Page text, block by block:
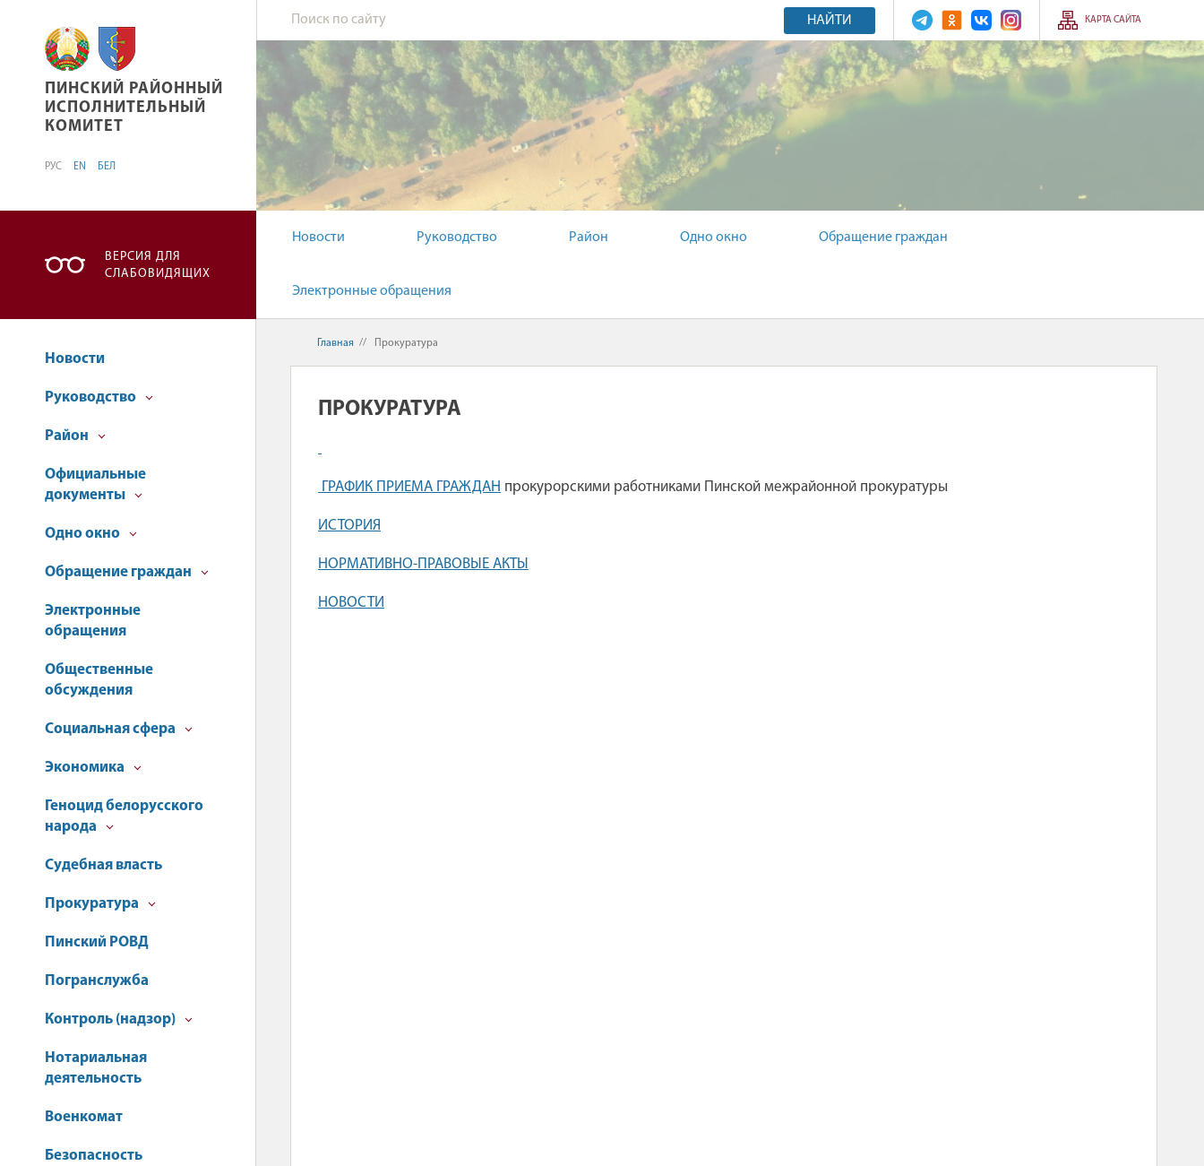
ПИНСКИЙ РАЙОННЫЙ ИСПОЛНИТЕЛЬНЫЙ КОМИТЕТ
ПИНСКИЙ РАЙОННЫЙ
ИСПОЛНИТЕЛЬНЫЙ
КОМИТЕТ
РУС EN БЕЛ
НАЙТИ КАРТА САЙТА
ВЕРСИЯ ДЛЯ
СЛАБОВИДЯЩИХ
Новости Руководство Район Одно окно Обращение граждан
Электронные обращения
Новости
Руководство
Район
Официальные
документы
Одно окно
Обращение граждан
Электронные
обращения
Общественные
обсуждения
Социальная сфера
Экономика
Геноцид белорусского
народа
Судебная власть
Прокуратура
Пинский РОВД
Погранслужба
Контроль (надзор)
Нотариальная
деятельность
Военкомат
Безопасность
Главная // Прокуратура
ПРОКУРАТУРА
ГРАФИК ПРИЕМА ГРАЖДАН прокурорскими работниками Пинской межрайонной прокуратуры
ИСТОРИЯ
НОРМАТИВНО-ПРАВОВЫЕ АКТЫ
НОВОСТИ